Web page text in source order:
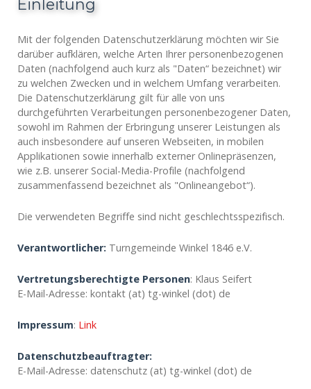
Einleitung
Mit der folgenden Datenschutzerklärung möchten wir Sie
darüber aufklären, welche Arten Ihrer personenbezogenen
Daten (nachfolgend auch kurz als "Daten“ bezeichnet) wir
zu welchen Zwecken und in welchem Umfang verarbeiten.
Die Datenschutzerklärung gilt für alle von uns
durchgeführten Verarbeitungen personenbezogener Daten,
sowohl im Rahmen der Erbringung unserer Leistungen als
auch insbesondere auf unseren Webseiten, in mobilen
Applikationen sowie innerhalb externer Onlinepräsenzen,
wie z.B. unserer Social-Media-Profile (nachfolgend
zusammenfassend bezeichnet als "Onlineangebot“).
Die verwendeten Begriffe sind nicht geschlechtsspezifisch.
Verantwortlicher: Turngemeinde Winkel 1846 e.V.
Vertretungsberechtigte Personen: Klaus Seifert
E-Mail-Adresse: kontakt (at) tg-winkel (dot) de
Impressum: Link
Datenschutzbeauftragter:
E-Mail-Adresse: datenschutz (at) tg-winkel (dot) de